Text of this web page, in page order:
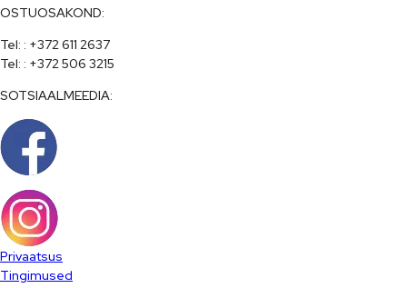
OSTUOSAKOND:
Tel: : +372 611 2637
Tel: : +372 506 3215
SOTSIAALMEEDIA:
Privaatsus
Tingimused